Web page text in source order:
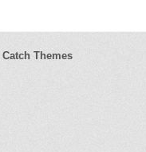
Catch Themes